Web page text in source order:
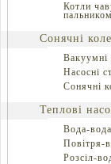
Котли
Сонячні
Вакуумні
Насосні
Сонячні
Теплові
Вода-вода
Повітря-
Розсіл-